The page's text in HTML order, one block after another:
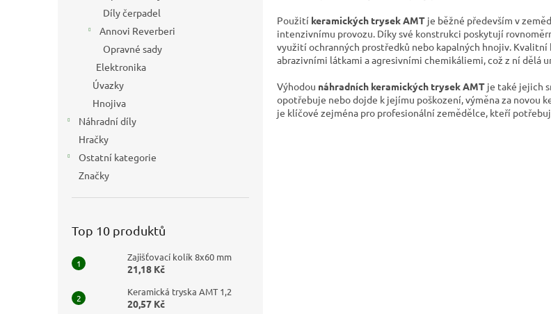
Díly čerpadel
Annovi Reverberi
Opravné sady
Elektronika
Úvazky
Hnojiva
Náhradní díly
Hračky
Ostatní kategorie
Značky
Top 10 produktů
Zajišťovací kolík 8x60 mm
21,18 Kč
Keramická tryska AMT 1,2
20,57 Kč
Použití keramických trysek AMT je běžné především v
intenzivnímu provozu. Díky své konstrukci poskytují
využití ochranných prostředků nebo kapalných hnojiv.
abrazivními látkami a agresivními chemikáliemi, což z ní dělá
Výhodou náhradních keramických trysek AMT je také jejich
opotřebuje nebo dojde k jejímu poškození, výměna za novou
je klíčové zejména pro profesionální zemědělce, kteří